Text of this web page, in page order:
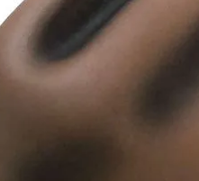
8
branca neve
toy story